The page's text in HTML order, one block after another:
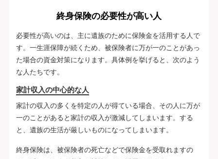
終身保険の必要性が高い人
必要性が高いのは、主に遺族のために保険金を活用する人で
す。一生涯保障が続くため、被保険者に万が一のことがあっ
た場合の資金対策になります。具体例を挙げると、次のよう
な人たちです。
家計収入の中心的な人
家計の収入の多くを特定の人が得ている場合、その人に万が
一のことがあると家計の収入が激減してしまいます。する
と、遺族の生活が厳しいものになってしまいます。
終身保険は、被保険者の死亡などで保険金を受取れますの